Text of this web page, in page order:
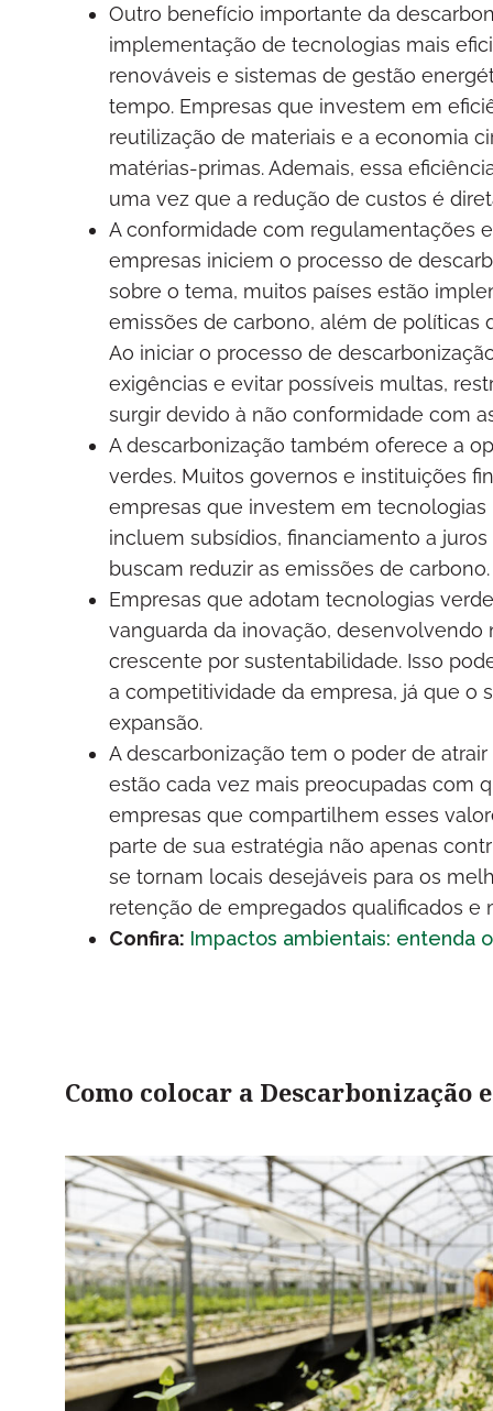
Outro benefício importante da
implementação de tecnologias mais
renováveis e sistemas de gestão
tempo. Empresas que investem em
reutilização de materiais e a economia
matérias-primas. Ademais, essa
uma vez que a redução de custos é
A conformidade com regulamentações
empresas iniciem o processo de
sobre o tema, muitos países estão
emissões de carbono, além de políticas
Ao iniciar o processo de
exigências e evitar possíveis multas,
surgir devido à não conformidade com
A descarbonização também oferece a
verdes. Muitos governos e instituições
empresas que investem em
incluem subsídios, financiamento a
buscam reduzir as emissões de carbono.
Empresas que adotam tecnologias
vanguarda da inovação,
crescente por sustentabilidade. Isso
a competitividade da empresa, já que o
expansão.
A descarbonização tem o poder de
estão cada vez mais preocupadas com
empresas que compartilhem esses
parte de sua estratégia não apenas
se tornam locais desejáveis para os
retenção de empregados qualificados e
Confira: Impactos ambientais: entenda
Como colocar a Descarbonização